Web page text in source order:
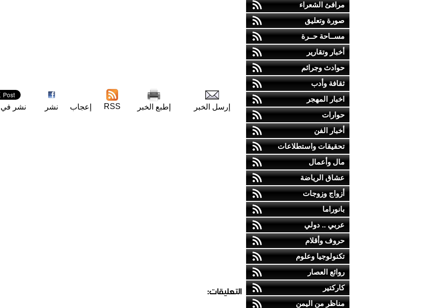
مرافئ الشعراء
صورة وتعليق
مســاحة حــرة
أخبار وتقارير
حوادث وجرائم
ثقافة وأدب
اخبار المهجر
حوارات
أخبار الفن
تحقيقات واستطلاعات
مال وأعمال
عشاق الرياضة
أزواج وزوجات
بانوراما
عربي .. دولي
حروف وأقلام
تكنولوجيا وعلوم
روائع العصار
كاركتير
مناظر من اليمن
إرسل الخبر إطبع الخبر RSS إعجاب نشر نشر في
التعليقات: